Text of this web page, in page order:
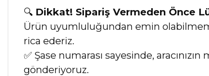
🔍 Dikkat! Sipariş Vermeden Önce
Ürün uyumluluğundan emin
rica ederiz.
✅ Şase numarası sayesinde,
gönderiyoruz.